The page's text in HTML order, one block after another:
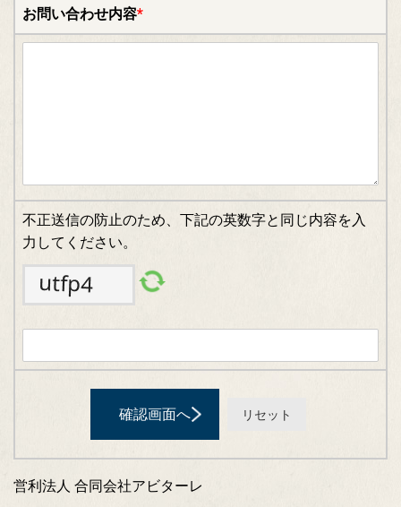
お問い合わせ内容*
不正送信の防止のため、下記の英数字と同じ内容を入
力してください。
営利法人 合同会社アビターレ